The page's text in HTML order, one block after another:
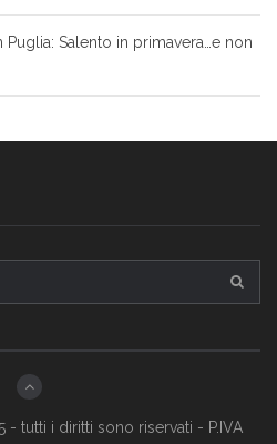
Salento in primavera…e non
tutti i diritti sono riservati - P.IVA